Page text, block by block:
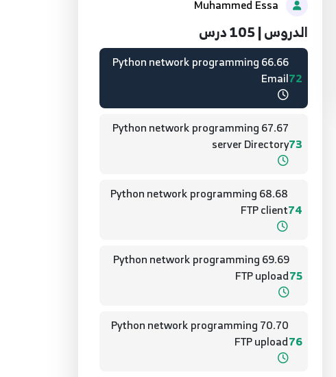
الدروس | 105 درس
71
Httpserver
72
66.66 Python network programming
Email
73
67.67 Python network programming
server Directory
74
68.68 Python network programming
FTP client
75
69.69 Python network programming
FTP upload
76
70.70 Python network programming
FTP upload